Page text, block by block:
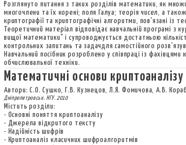
Розглянуто питання з таких розділів математики, як
многочлени та їх корені; поля Галуа; теорія чисел, а
криптографії та криптографічні алгоритми, пов'язані із
Теоретичний матеріал відповідає навчальній програмі з
вищої математики" і супроводжується достатньою
контрольних запитань та задачдля самостійного
Навчальний посібник розроблено у співпраці із
обчислювальної техніки.
Математичні основи криптоаналізу
Автори: С.О. Сушко, Г.В. Кузнецов, Л.Я. Фомичова, А.В.
Дніпропетровськ. НГУ. 2010
Містить розділи:
- Основні поняття криптоаналізу
- Джерела відкритого тексту
- Надійність шифрів
- Криптоаналіз класичних шифроалгоритмів